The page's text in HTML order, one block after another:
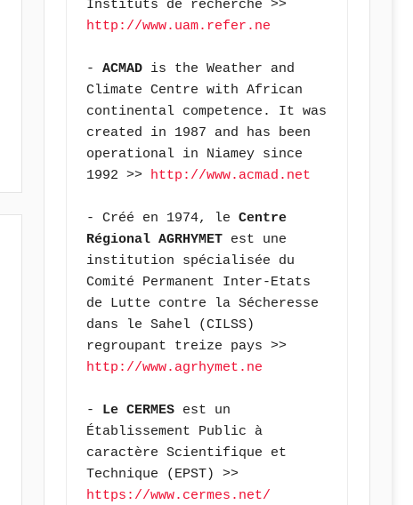
http://www.uam.refer.ne
- ACMAD is the Weather and
Climate Centre with African
continental competence. It was
created in 1987 and has been
operational in Niamey since
1992 >> http://www.acmad.net
- Créé en 1974, le Centre
Régional AGRHYMET est une
institution spécialisée du
Comité Permanent Inter-Etats
de Lutte contre la Sécheresse
dans le Sahel (CILSS)
http://www.agrhymet.ne
- Le CERMES est un
Établissement Public à
caractère Scientifique et
https://www.cermes.net/